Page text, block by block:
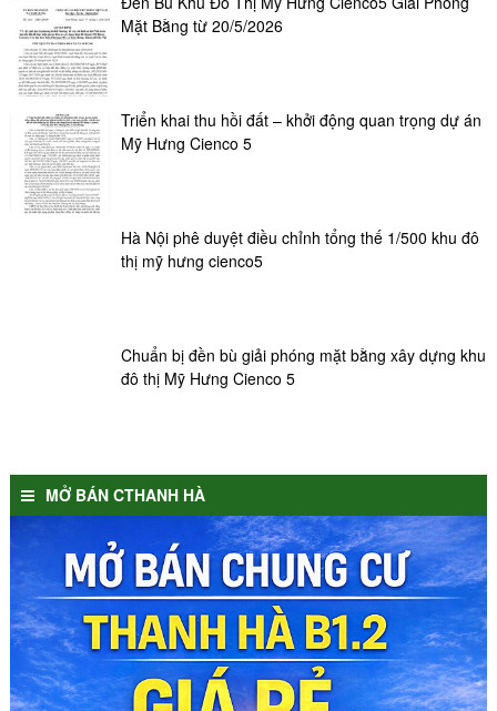
Mặt Bằng từ 20/5/2026
Triển khai thu hồi đất – khởi động quan trọng dự án
Mỹ Hưng Cienco 5
Hà Nội phê duyệt điều chỉnh tổng thế 1/500 khu đô
thị mỹ hưng cienco5
Chuẩn bị đền bù giải phóng mặt bằng xây dựng khu
đô thị Mỹ Hưng Cienco 5
MỞ BÁN CTHANH HÀ